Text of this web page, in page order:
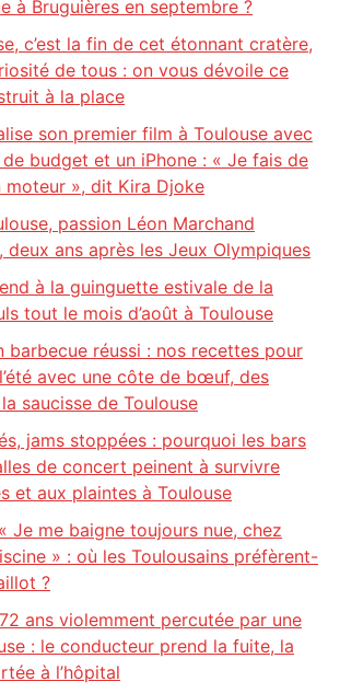
à Bruguières en septembre ?
c’est la fin de cet étonnant cratère,
de tous : on vous dévoile ce
à la place
son premier film à Toulouse avec
budget et un iPhone : « Je fais de
moteur », dit Kira Djoke
passion Léon Marchand
ans après les Jeux Olympiques
à la guinguette estivale de la
tout le mois d’août à Toulouse
barbecue réussi : nos recettes pour
avec une côte de bœuf, des
saucisse de Toulouse
jams stoppées : pourquoi les bars
de concert peinent à survivre
et aux plaintes à Toulouse
« Je me baigne toujours nue, chez
» : où les Toulousains préfèrent-
?
ans violemment percutée par une
: le conducteur prend la fuite, la
à l’hôpital